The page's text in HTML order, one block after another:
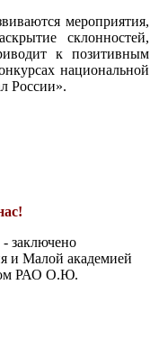
мероприятия,
склонностей,
к позитивным
национальной
России».
заключено
и Малой академией
РАО О.Ю.